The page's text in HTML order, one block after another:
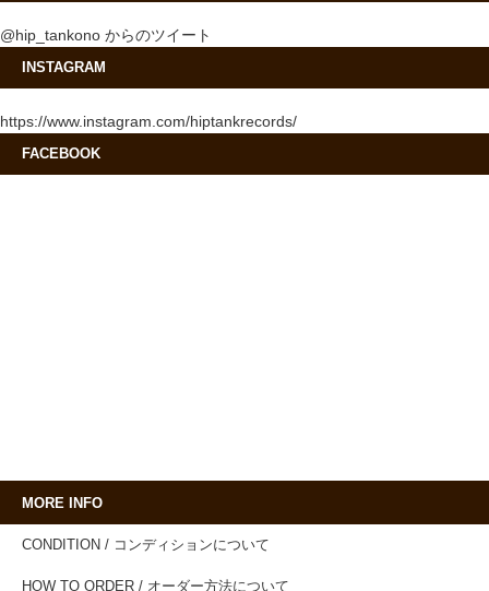
@hip_tankono からのツイート
INSTAGRAM
https://www.instagram.com/hiptankrecords/
FACEBOOK
MORE INFO
CONDITION / コンディションについて
HOW TO ORDER / オーダー方法について